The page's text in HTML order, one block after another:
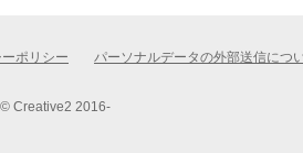
ポリシー パーソナルデータの外部送信につ
© Creative2 2016-